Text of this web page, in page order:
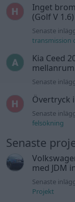
Inget
(Golf V 1.6)
Senaste
transmission
Kia Ceed
Senaste
Övertryck
Senaste
felsökning
Senaste
med JDM
Senaste
Projekt